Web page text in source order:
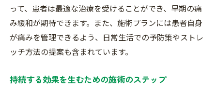
施術時間の短縮とその効果
駅近の利便性を活かした通院スタイル
忙しい方でも受けやすい施術プラン
施術後のスムーズな移動のための工夫
駅からすぐの立地がもたらす安心感
って、患者は最適な治療を受けることができ、早期の痛
み緩和が期待できます。また、施術プランには患者自身
が痛みを管理できるよう、日常生活での予防策やストレ
ッチ方法の提案も含まれています。
持続する効果を生むための施術のステップ